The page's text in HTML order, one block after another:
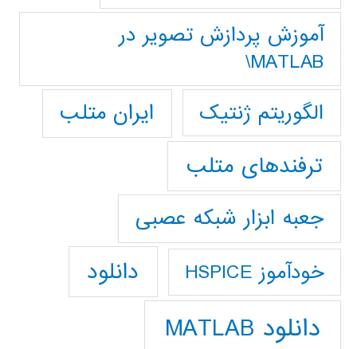
آموزش پردازش تصوير در
MATLAB\
الگوریتم ژنتیک
ایران متلب
ترفندهای متلب
جعبه ابزار شبکه عصبی
خودآموز HSPICE دانلود
دانلود MATLAB